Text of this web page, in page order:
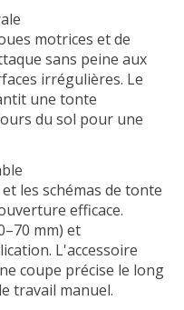
motrices et de
sans peine aux
irrégulières. Le
une tonte
du sol pour une
les schémas de tonte
efficace.
mm) et
L'accessoire
coupe précise le long
travail manuel.